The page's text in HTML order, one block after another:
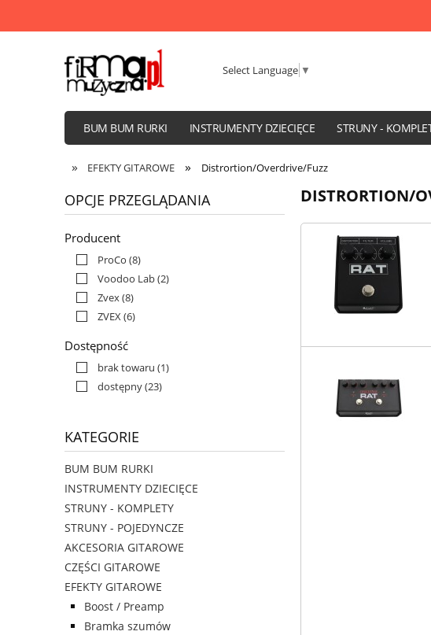
BUM BUM RURKI INSTRUMENTY DZIECIĘCE STRUNY -
WZMACNIACZE I KOLUMNY
» EFEKTY GITAROWE » Distrortion/Overdrive/Fuzz
Select Language ▼
OPCJE PRZEGLĄDANIA
Producent
ProCo (8)
Voodoo Lab(2)
Zvex(8)
ZVEX(6)
Dostępność
brak towaru (1)
dostępny(23)
KATEGORIE
BUM BUM RURKI
INSTRUMENTY DZIECIĘCE
STRUNY - KOMPLETY
STRUNY - POJEDYNCZE
AKCESORIA GITAROWE
CZĘŚCI GITAROWE
EFEKTY GITAROWE
Boost / Preamp
Bramka szumów
DISTRORTION/